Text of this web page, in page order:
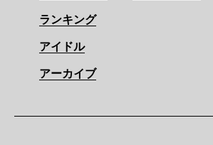
ランキング
アイドル
アーカイブ